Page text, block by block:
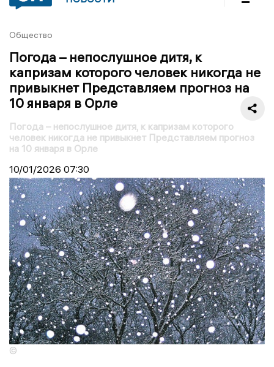
Общество
Погода – непослушное дитя, к
капризам которого человек никогда не
привыкнет Представляем прогноз на
10 января в Орле
Погода – непослушное дитя, к капризам которого
человек никогда не привыкнет Представляем прогноз
на 10 января в Орле
10/01/2026 07:30
©